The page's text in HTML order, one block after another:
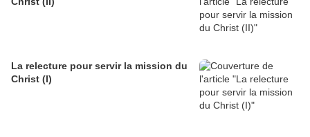
La relecture pour servir la mission du
Christ (I)